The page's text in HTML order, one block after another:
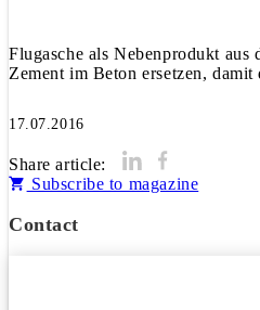
Flugasche als Nebenprodukt
Zement im Beton ersetzen,
17.07.2016
Share article:
Subscribe to magazine
Contact